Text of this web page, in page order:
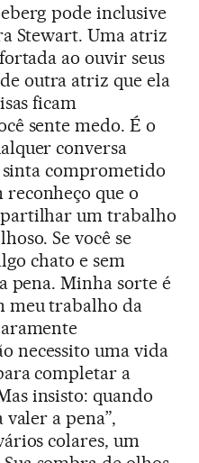
pode inclusive
Stewart. Uma atriz
ao ouvir seus
outra atriz que ela
ficam
sente medo. É o
conversa
sinta comprometido
reconheço que o
um trabalho
Se você se
chato e sem
pena. Minha sorte é
meu trabalho da
necessito uma vida
completar a
insisto: quando
valer a pena”,
colares, um